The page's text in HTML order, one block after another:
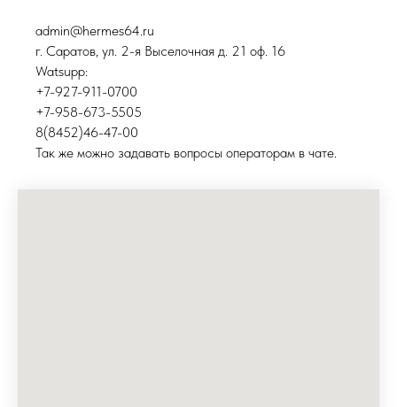
admin@hermes64.ru
г. Саратов, ул. 2-я Выселочная д. 21 оф. 16
Watsupp:
+7-927-911-0700
+7-958-673-5505
8(8452)46-47-00
Так же можно задавать вопросы операторам в чате.